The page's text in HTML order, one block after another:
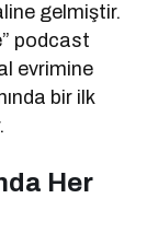
gelmiştir.
podcast
evrimine
bir ilk
Her